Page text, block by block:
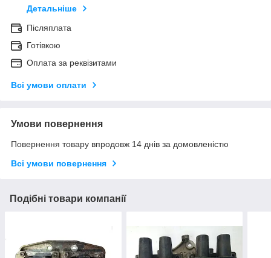
Детальніше
Післяплата
Готівкою
Оплата за реквізитами
Всі умови оплати
Умови повернення
Повернення товару впродовж 14 днів за домовленістю
Всі умови повернення
Подібні товари компанії